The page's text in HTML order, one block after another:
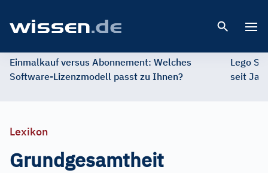
Einmalkauf versus Abonnement: Welches
Software-Lizenzmodell passt zu Ihnen?
Lego
seit
Lexikon
Grundgesamtheit